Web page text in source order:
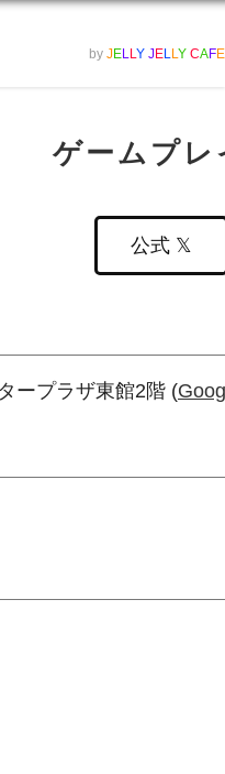
by JELLY JELLY CAFE
ゲームプ
公式 𝕏
ープラザ東館2階 (